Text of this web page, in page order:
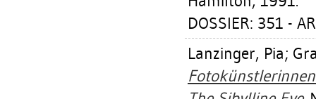
DOSSIER: 351 -
Lanzinger, Pia;